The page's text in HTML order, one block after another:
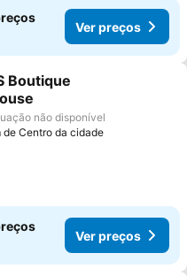
Ver preços
aos favoritos
Boutique
não disponível
de Centro da cidade
Ver preços